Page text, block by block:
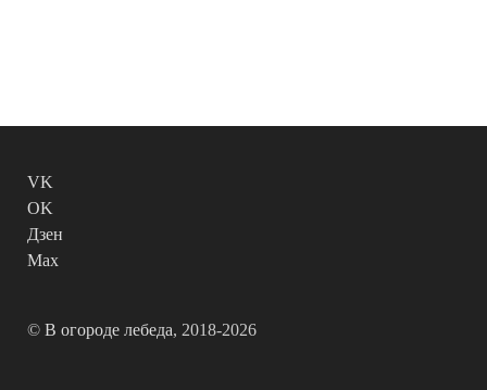
VK
OK
Дзен
Max
© В огороде лебеда, 2018-2026